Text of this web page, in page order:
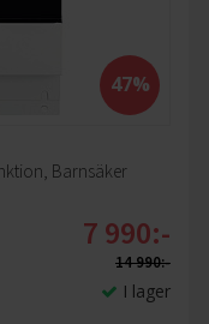
47%
Barnsäker
7 990:-
14 990:-
I lager